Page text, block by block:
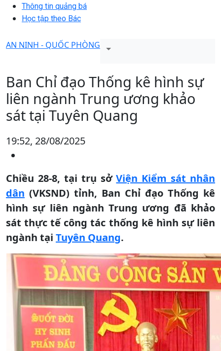
Thông tin quảng bá
Học tập theo Bác
AN NINH - QUỐC PHÒNG
Ban Chỉ đạo Thống kê hình sự
liên ngành Trung ương khảo
sát tại Tuyên Quang
19:52, 28/08/2025
Chiều 28-8, tại trụ sởViện Kiểm sát nhân
dân (VKSND) tỉnh, Ban Chỉ đạo Thống kê
hình sự liên ngành Trung ương đã khảo
sát thực tế công tác thống kê hình sự liên
ngành tại Tuyên Quang.